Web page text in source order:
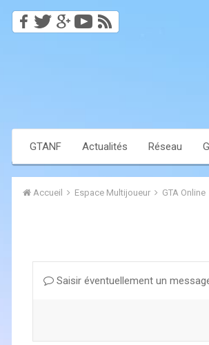
GTANF Actualités Réseau
Accueil Espace Multijoueur GTA Online
Saisir éventuellement un